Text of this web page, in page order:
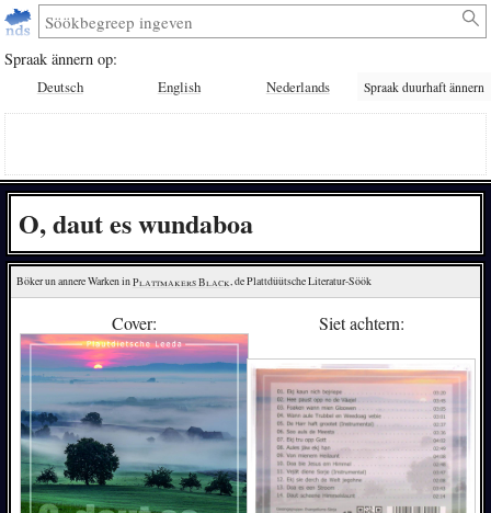
Spraak ännern op:
Deutsch English Nederlands Spraak duurhaft ännern
O, daut es wundaboa
Böker un annere Warken in Plattmakers Black, de Plattdüütsche Literatur-Söök
Cover: Siet achtern: